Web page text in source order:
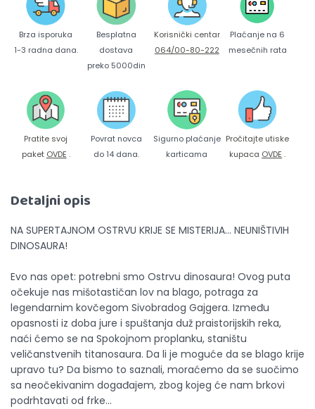
Brza isporuka
1-3 radna dana.
Besplatna
dostava
preko 5000din
Korisnički centar
064/00-80-222
Plaćanje na 6
mesečnih rata
Pratite svoj
paket OVDE .
Povrat novca
do 14 dana.
Sigurno plaćanje
karticama
Pročitajte utiske
kupaca OVDE .
Detaljni opis
NA SUPERTAJNOM OSTRVU KRIJE SE MISTERIJA… NEUNIŠTIVIH
DINOSAURA!
Evo nas opet: potrebni smo Ostrvu dinosaura! Ovog puta
očekuje nas mišotastičan lov na blago, potraga za
legendarnim kovčegom Sivobradog Gajgera. Između
opasnosti iz doba jure i spuštanja duž praistorijskih reka,
naći ćemo se na Spokojnom proplanku, staništu
veličanstvenih titanosaura. Da li je moguće da se blago krije
upravo tu? Da bismo to saznali, moraćemo da se suočimo
sa neočekivanim događajem, zbog kojeg će nam brkovi
podrhtavati od frke…